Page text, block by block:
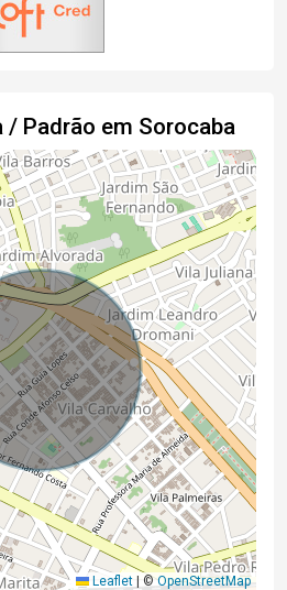
/ Padrão em Sorocaba
Leaflet | ©OpenStreetMap